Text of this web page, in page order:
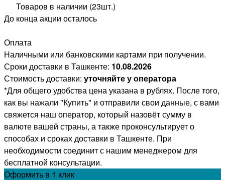
Товаров в наличии (23шт.)
До конца акции осталось
Оплата
Наличными или банковскими картами при получении.
Сроки доставки в Ташкенте: 10.08.2026
Стоимость доставки: уточняйте у оператора
*Для общего удобства цена указана в рублях. После того,
как вы нажали "Купить" и отправили свои данные, с вами
свяжется наш оператор, который назовёт сумму в
валюте вашей страны, а также проконсультирует о
способах и сроках доставки в Ташкенте. При
необходимости соединит с нашим менеджером для
бесплатной консультации.
Оформить в 1 клик